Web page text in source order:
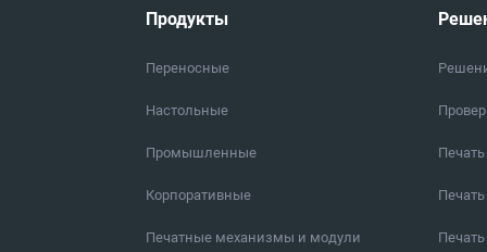
Продукты
Переносные
Настольные
Промышленные
Корпоративные
Печатные механизмы и модули